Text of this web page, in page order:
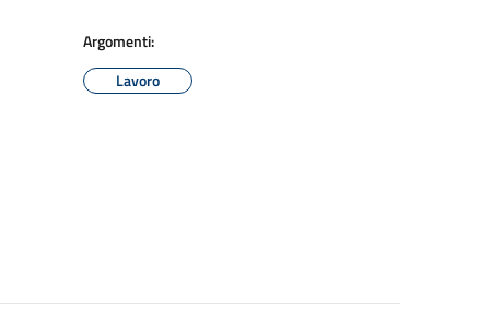
Argomenti:
Lavoro